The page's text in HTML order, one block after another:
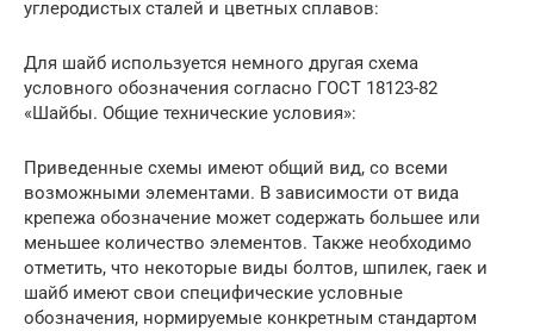
углеродистых сталей и цветных сплавов:
Для шайб используется немного другая схема
условного обозначения согласно ГОСТ 18123-82
«Шайбы. Общие технические условия»:
Приведенные схемы имеют общий вид, со всеми
возможными элементами. В зависимости от вида
крепежа обозначение может содержать большее или
меньшее количество элементов. Также необходимо
отметить, что некоторые виды болтов, шпилек, гаек и
шайб имеют свои специфические условные
обозначения, нормируемые конкретным стандартом